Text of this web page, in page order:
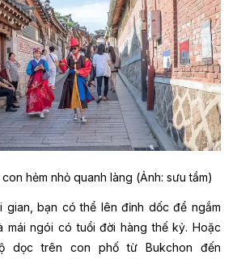
hẻm nhỏ quanh làng (Ảnh: sưu tầm)
gian, bạn có thể lên đỉnh dốc để ngắm
mái ngói có tuổi đời hàng thế kỷ. Hoặc
dọc trên con phố từ Bukchon đến